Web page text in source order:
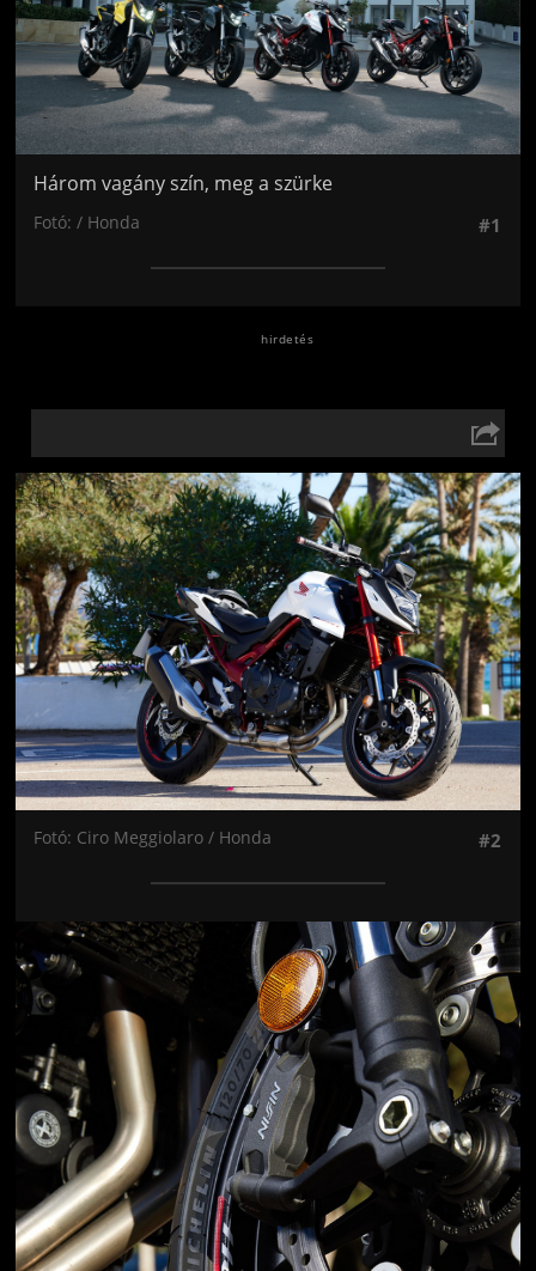
Három vagány szín, meg a szürke
Fotó: / Honda #1
Jön még kép!
Fotó: Ciro Meggiolaro / Honda #2
Jön még kép!